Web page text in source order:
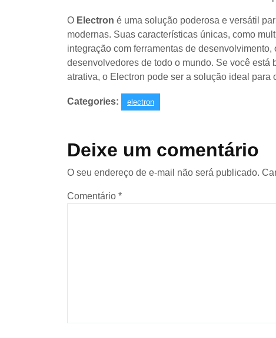
O Electron é uma solução poderosa e versátil
modernas. Suas características únicas, como
integração com ferramentas de
desenvolvedores de todo o mundo. Se você
atrativa, o Electron pode ser a solução ideal para
Categories: electron
Deixe um comentário
O seu endereço de e-mail não será publicado.
Comentário *